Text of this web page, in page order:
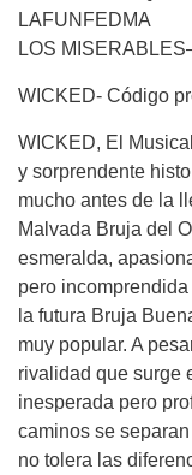
LAFUNFEDMA
LOS
WICKED- Código
WICKED, El
y sorprendente
mucho antes de la
Malvada Bruja del
esmeralda,
pero
la futura Bruja
muy popular. A
rivalidad que surge
inesperada pero
caminos se
no tolera las